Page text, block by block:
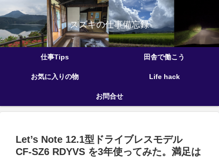
スズキの仕事備忘録
仕事Tips 田舎で働こう
お気に入りの物 Life hack
お問合せ
Let’s Note 12.1型ドライブレスモデル
CF-SZ6 RDYVS を3年使ってみた。満足は